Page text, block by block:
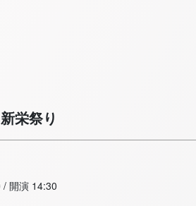
新栄祭り
開演 14:30